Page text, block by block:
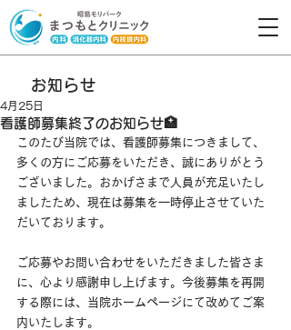
お知らせ
看護師募集終了のお知らせ🏥
4月25日
このたび当院では、看護師募集につきまして、
多くの方にご応募をいただき、誠にありがとう
ございました。おかげさまで人員が充足いたし
ましたため、現在は募集を一時停止させていた
だいております。
ご応募やお問い合わせをいただきました皆さま
に、心より感謝申し上げます。今後募集を再開
する際には、当院ホームページにて改めてご案
内いたします。